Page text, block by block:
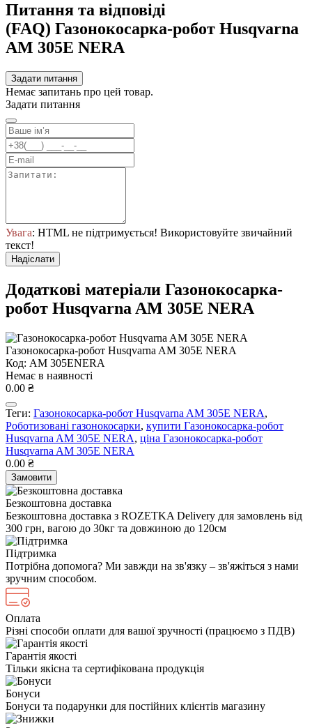
Питання та відповіді
(FAQ) Газонокосарка-робот Husqvarna
AM 305E NERA
Задати питання
Немає запитань про цей товар.
Задати питання
Увага: HTML не підтримується! Використовуйте звичайний
текст!
Надіслати
Додаткові матеріали Газонокосарка-
робот Husqvarna AM 305E NERA
Газонокосарка-робот Husqvarna AM 305E NERA
Код: AM 305ENERA
Немає в наявності
0.00 ₴
Теги: Газонокосарка-робот Husqvarna AM 305E NERA,
Роботизовані газонокосарки, купити Газонокосарка-робот
Husqvarna AM 305E NERA, ціна Газонокосарка-робот
Husqvarna AM 305E NERA
0.00 ₴
Замовити
Безкоштовна доставка
Безкоштовна доставка з ROZETKA Delivery для замовлень від
300 грн, вагою до 30кг та довжиною до 120см
Підтримка
Потрібна допомога? Ми завжди на зв'язку – зв'яжіться з нами
зручним способом.
Оплата
Різні способи оплати для вашої зручності (працюємо з ПДВ)
Гарантія якості
Тільки якісна та сертифікована продукція
Бонуси
Бонуси та подарунки для постійних клієнтів магазину